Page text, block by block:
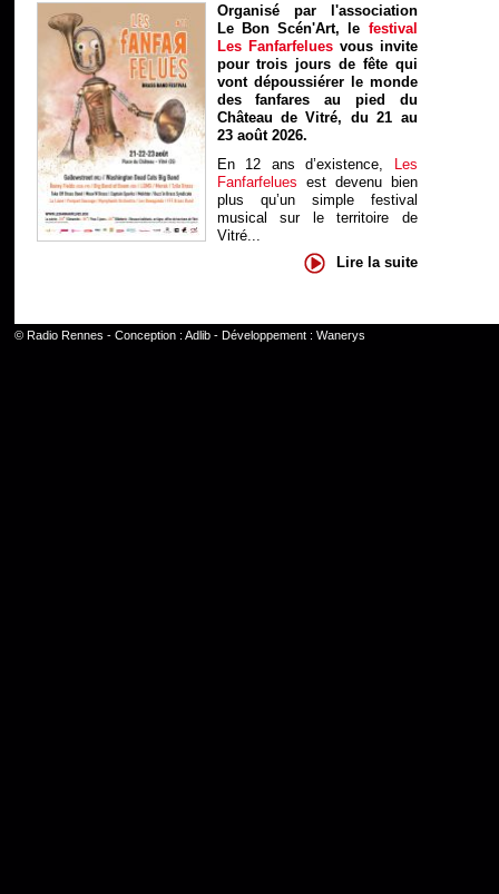
Organisé par l'association
Le Bon Scén'Art, le festival
Les Fanfarfelues vous invite
pour trois jours de fête qui
vont dépoussiérer le monde
des fanfares au pied du
Château de Vitré, du 21 au
23 août 2026.
En 12 ans d’existence, Les
Fanfarfelues est devenu bien
plus qu’un simple festival
musical sur le territoire de
Vitré...
Lire la suite
© Radio Rennes - Conception : Adlib- Développement : Wanerys